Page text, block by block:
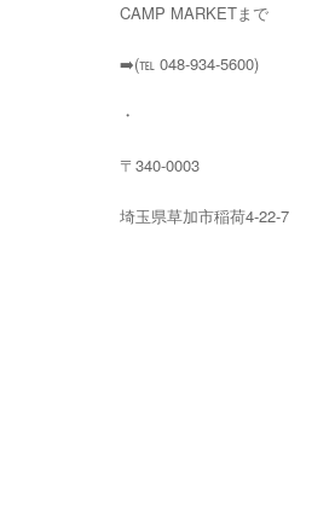
CAMP MARKETまで
➡️(℡ 048-934-5600)
・
〒340-0003
埼玉県草加市稲荷4-22-7